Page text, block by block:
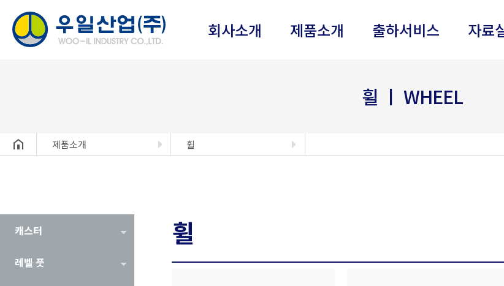
회사소개 제품소개 출하서비스 자료
휠 ㅣ WHEEL
헤더설정 제품소개 휠
캐스터
레벨 풋
휠